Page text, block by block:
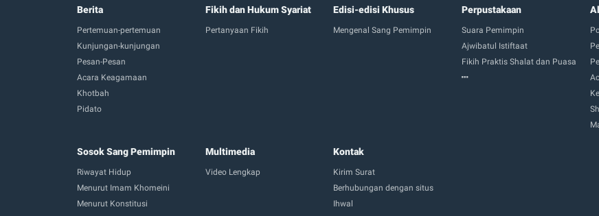
2016
Berita
Pertemuan-pertemuan
Kunjungan-kunjungan
Pesan-Pesan
Acara Keagamaan
Khotbah
Pidato
Fikih dan Hukum Syariat
Pertanyaan Fikih
Edisi-edisi Khusus
Mengenal Sang Pemimpin
Perpustakaan
Suara Pemimpin
Ajwibatul Istiftaat
Fikih Praktis Shalat dan Puasa
Sosok Sang Pemimpin
Riwayat Hidup
Menurut Imam Khomeini
Menurut Konstitusi
Multimedia
Video Lengkap
Kontak
Kirim Surat
Berhubungan dengan situs
Ihwal